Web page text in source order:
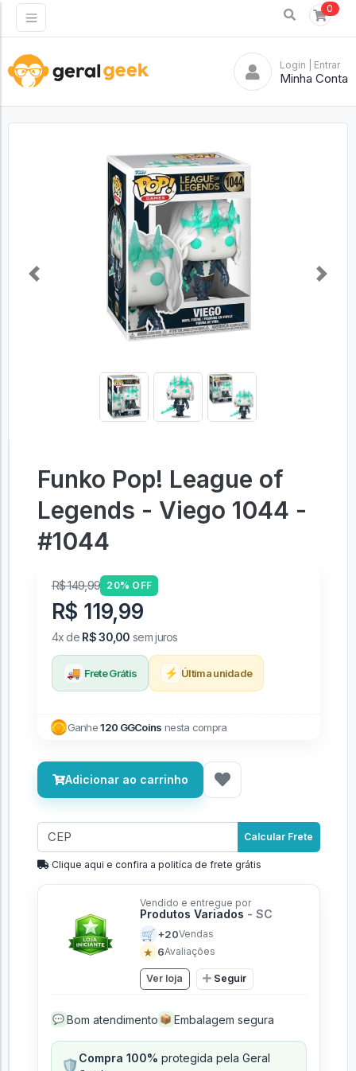
0
Login | Entrar
Minha Conta
Previous Next
Funko Pop! League of
Legends - Viego 1044 -
#1044
R$ 149,99 20% OFF
R$ 119,99
4x de R$ 30,00 sem juros
🚚 Frete Grátis ⚡ Última unidade
Ganhe120 GGCoins nesta compra
Adicionar ao carrinho
Calcular Frete
Clique aqui e confira a politíca de frete grátis
Vendido e entregue por
Produtos Variados - SC
🛒 +20Vendas
★ 6Avaliações
Ver loja Seguir
💬 Bom atendimento 📦 Embalagem segura
🛡️Compra 100% protegida pela Geral